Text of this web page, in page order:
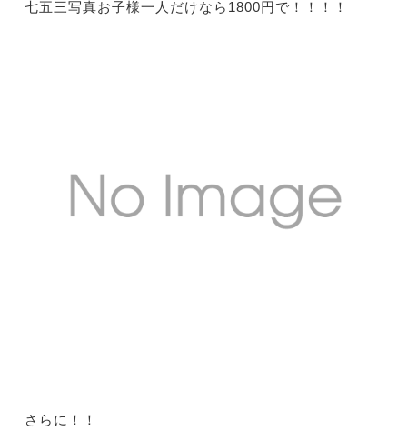
七五三写真お子様一人だけなら1800円で！！！！
さらに！！